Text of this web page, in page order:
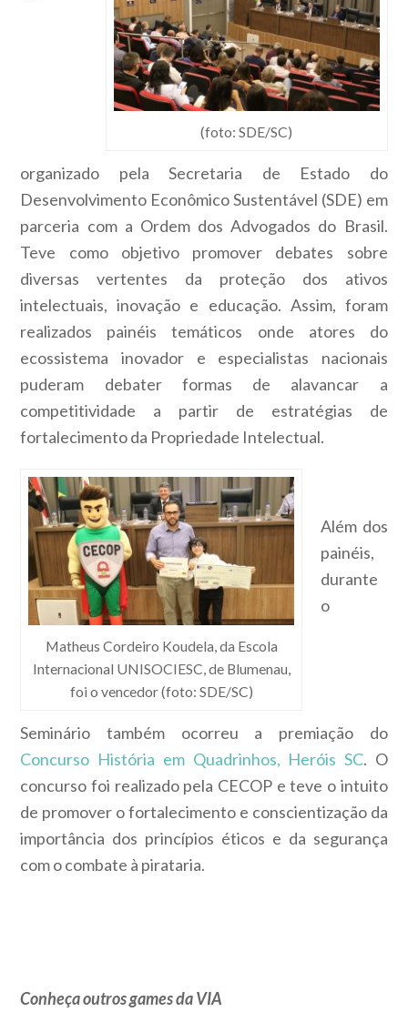
(foto: SDE/SC)
organizado pela Secretaria de Estado do
Desenvolvimento Econômico Sustentável (SDE) em
parceria com a Ordem dos Advogados do Brasil.
Teve como objetivo promover debates sobre
diversas vertentes da proteção dos ativos
intelectuais, inovação e educação. Assim, foram
realizados painéis temáticos onde atores do
ecossistema inovador e especialistas nacionais
puderam debater formas de alavancar a
competitividade a partir de estratégias de
fortalecimento da Propriedade Intelectual.
Matheus Cordeiro Koudela, da Escola
Internacional UNISOCIESC, de Blumenau,
foi o vencedor (foto: SDE/SC)
Além dos
painéis,
durante
o
Seminário também ocorreu a premiação do
Concurso História em Quadrinhos, Heróis SC. O
concurso foi realizado pela CECOP e teve o intuito
de promover o fortalecimento e conscientização da
importância dos princípios éticos e da segurança
com o combate à pirataria.
Conheça outros games da VIA